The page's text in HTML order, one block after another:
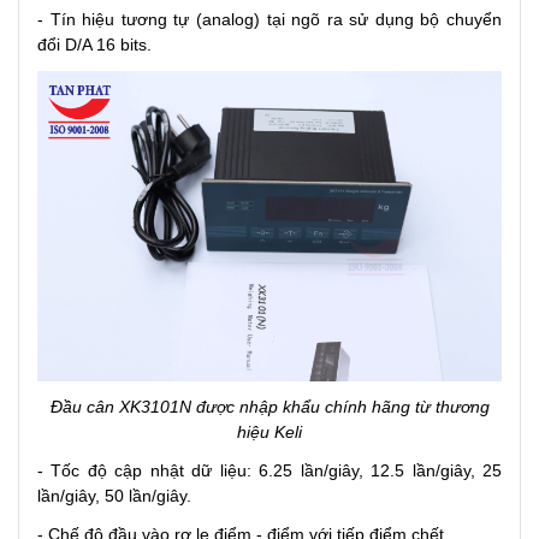
- Tín hiệu tương tự (analog) tại ngõ ra sử dụng bộ chuyển
đổi D/A 16 bits.
Đầu cân XK3101N được nhập khẩu chính hãng từ thương
hiệu Keli
- Tốc độ cập nhật dữ liệu: 6.25 lần/giây, 12.5 lần/giây, 25
lần/giây, 50 lần/giây.
- Chế độ đầu vào rơ le điểm - điểm với tiếp điểm chết.